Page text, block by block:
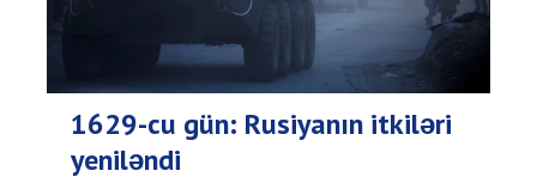
1629-cu gün: Rusiyanın itkiləri
yeniləndi